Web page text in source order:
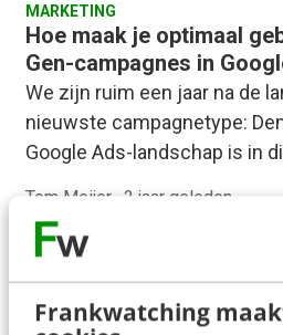
Frankwatching
MARKETING
Hoe maak je optimaal
Gen-campagnes in
We zijn ruim een jaar na de
nieuwste campagnetype:
Google Ads-landschap is in
Tom Meijer · 2 jaar geleden